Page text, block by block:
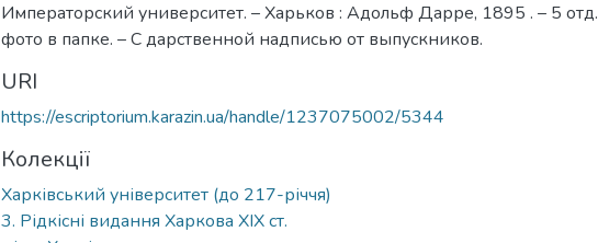
Императорский университет. – Харьков : Адольф Дарре, 1895 . – 5 отд.
фото в папке. – С дарственной надписью от выпускников.
URI
https://escriptorium.karazin.ua/handle/1237075002/5344
Колекції
Харківський університет (до 217-річчя)
3. Рідкісні видання Харкова ХІХ ст.